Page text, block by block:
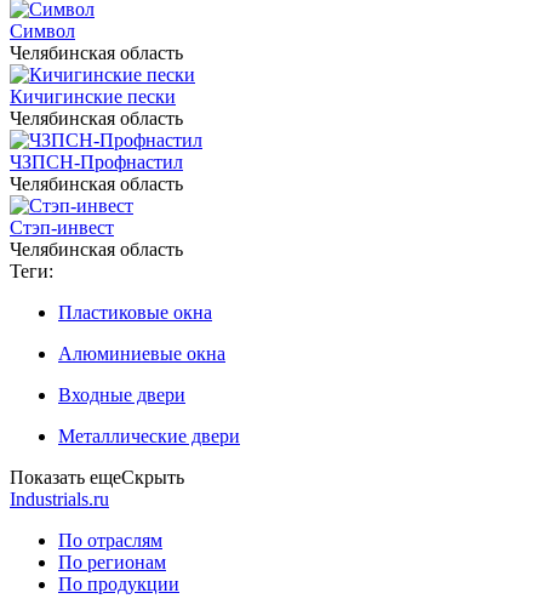
Символ
Челябинская область
Кичигинские пески
Челябинская область
ЧЗПСН-Профнастил
Челябинская область
Стэп-инвест
Челябинская область
Теги:
Пластиковые окна
Алюминиевые окна
Входные двери
Металлические двери
Показать ещеСкрыть
Industrials.ru
По отраслям
По регионам
По продукции